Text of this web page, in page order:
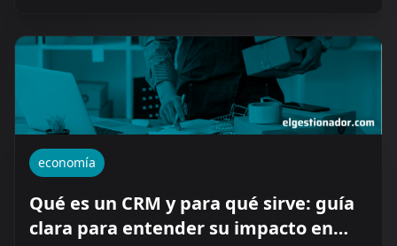
economía
Qué es un CRM y para qué sirve: guía
clara para entender su impacto en